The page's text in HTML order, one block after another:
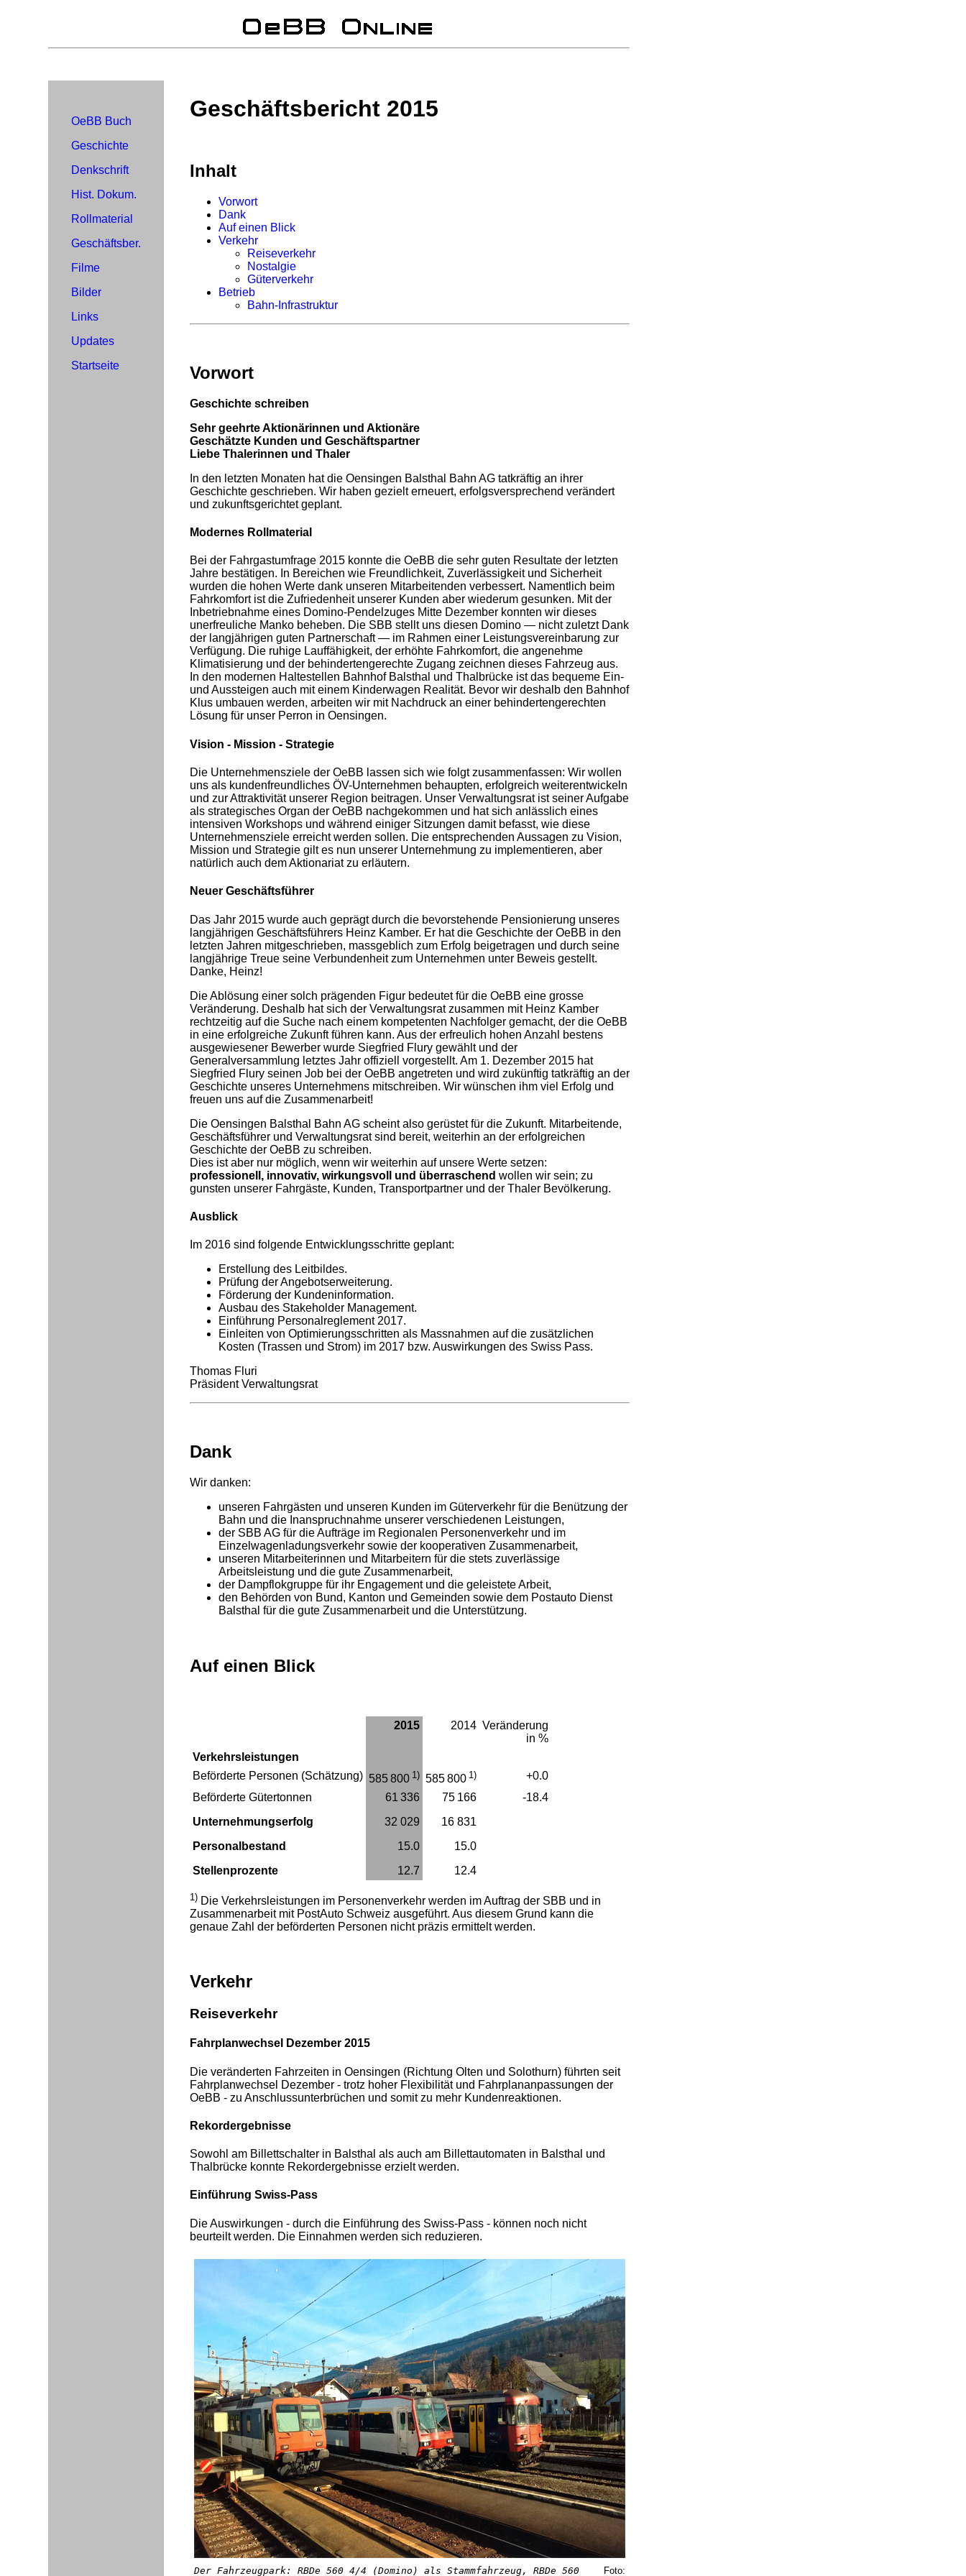
OeBB Buch
Geschichte
Denkschrift
Hist. Dokum.
Rollmaterial
Geschäftsber.
Filme
Bilder
Links
Updates
Startseite
Geschäftsbericht 2015
Inhalt
Vorwort
Dank
Auf einen Blick
Verkehr
Reiseverkehr
Nostalgie
Güterverkehr
Betrieb
Bahn-Infrastruktur
Vorwort
Geschichte schreiben
Sehr geehrte Aktionärinnen und Aktionäre
Geschätzte Kunden und Geschäftspartner
Liebe Thalerinnen und Thaler
In den letzten Monaten hat die Oensingen Balsthal Bahn AG tatkräftig an ihrer
Geschichte geschrieben. Wir haben gezielt erneuert, erfolgsversprechend verändert
und zukunftsgerichtet geplant.
Modernes Rollmaterial
Bei der Fahrgastumfrage 2015 konnte die OeBB die sehr guten Resultate der letzten
Jahre bestätigen. In Bereichen wie Freundlichkeit, Zuverlässigkeit und Sicherheit
wurden die hohen Werte dank unseren Mitarbeitenden verbessert. Namentlich beim
Fahrkomfort ist die Zufriedenheit unserer Kunden aber wiederum gesunken. Mit der
Inbetriebnahme eines Domino-Pendelzuges Mitte Dezember konnten wir dieses
unerfreuliche Manko beheben. Die SBB stellt uns diesen Domino — nicht zuletzt Dank
der langjährigen guten Partnerschaft — im Rahmen einer Leistungsvereinbarung zur
Verfügung. Die ruhige Lauffähigkeit, der erhöhte Fahrkomfort, die angenehme
Klimatisierung und der behindertengerechte Zugang zeichnen dieses Fahrzeug aus.
In den modernen Haltestellen Bahnhof Balsthal und Thalbrücke ist das bequeme Ein-
und Aussteigen auch mit einem Kinderwagen Realität. Bevor wir deshalb den Bahnhof
Klus umbauen werden, arbeiten wir mit Nachdruck an einer behindertengerechten
Lösung für unser Perron in Oensingen.
Vision - Mission - Strategie
Die Unternehmensziele der OeBB lassen sich wie folgt zusammenfassen: Wir wollen
uns als kundenfreundliches ÖV-Unternehmen behaupten, erfolgreich weiterentwickeln
und zur Attraktivität unserer Region beitragen. Unser Verwaltungsrat ist seiner Aufgabe
als strategisches Organ der OeBB nachgekommen und hat sich anlässlich eines
intensiven Workshops und während einiger Sitzungen damit befasst, wie diese
Unternehmensziele erreicht werden sollen. Die entsprechenden Aussagen zu Vision,
Mission und Strategie gilt es nun unserer Unternehmung zu implementieren, aber
natürlich auch dem Aktionariat zu erläutern.
Neuer Geschäftsführer
Das Jahr 2015 wurde auch geprägt durch die bevorstehende Pensionierung unseres
langjährigen Geschäftsführers Heinz Kamber. Er hat die Geschichte der OeBB in den
letzten Jahren mitgeschrieben, massgeblich zum Erfolg beigetragen und durch seine
langjährige Treue seine Verbundenheit zum Unternehmen unter Beweis gestellt.
Danke, Heinz!
Die Ablösung einer solch prägenden Figur bedeutet für die OeBB eine grosse
Veränderung. Deshalb hat sich der Verwaltungsrat zusammen mit Heinz Kamber
rechtzeitig auf die Suche nach einem kompetenten Nachfolger gemacht, der die OeBB
in eine erfolgreiche Zukunft führen kann. Aus der erfreulich hohen Anzahl bestens
ausgewiesener Bewerber wurde Siegfried Flury gewählt und der
Generalversammlung letztes Jahr offiziell vorgestellt. Am 1. Dezember 2015 hat
Siegfried Flury seinen Job bei der OeBB angetreten und wird zukünftig tatkräftig an der
Geschichte unseres Unternehmens mitschreiben. Wir wünschen ihm viel Erfolg und
freuen uns auf die Zusammenarbeit!
Die Oensingen Balsthal Bahn AG scheint also gerüstet für die Zukunft. Mitarbeitende,
Geschäftsführer und Verwaltungsrat sind bereit, weiterhin an der erfolgreichen
Geschichte der OeBB zu schreiben.
Dies ist aber nur möglich, wenn wir weiterhin auf unsere Werte setzen:
professionell, innovativ, wirkungsvoll und überraschend wollen wir sein; zu
gunsten unserer Fahrgäste, Kunden, Transportpartner und der Thaler Bevölkerung.
Ausblick
Im 2016 sind folgende Entwicklungsschritte geplant:
Erstellung des Leitbildes.
Prüfung der Angebotserweiterung.
Förderung der Kundeninformation.
Ausbau des Stakeholder Management.
Einführung Personalreglement 2017.
Einleiten von Optimierungsschritten als Massnahmen auf die zusätzlichen
Kosten (Trassen und Strom) im 2017 bzw. Auswirkungen des Swiss Pass.
Thomas Fluri
Präsident Verwaltungsrat
Dank
Wir danken:
unseren Fahrgästen und unseren Kunden im Güterverkehr für die Benützung der
Bahn und die Inanspruchnahme unserer verschiedenen Leistungen,
der SBB AG für die Aufträge im Regionalen Personenverkehr und im
Einzelwagenladungsverkehr sowie der kooperativen Zusammenarbeit,
unseren Mitarbeiterinnen und Mitarbeitern für die stets zuverlässige
Arbeitsleistung und die gute Zusammenarbeit,
der Dampflokgruppe für ihr Engagement und die geleistete Arbeit,
den Behörden von Bund, Kanton und Gemeinden sowie dem Postauto Dienst
Balsthal für die gute Zusammenarbeit und die Unterstützung.
Auf einen Blick
2015 2014 Veränderung
in %
Verkehrsleistungen
Beförderte Personen (Schätzung) 585 800 1) 585 800 1)
+0.0
Beförderte Gütertonnen
61 336 75 166
-18.4
Unternehmungserfolg
32 029
16 831
Personalbestand
15.0
15.0
Stellenprozente
12.7 12.4
1) Die Verkehrsleistungen im Personenverkehr werden im Auftrag der SBB und in
Zusammenarbeit mit PostAuto Schweiz ausgeführt. Aus diesem Grund kann die
genaue Zahl der beförderten Personen nicht präzis ermittelt werden.
Verkehr
Reiseverkehr
Fahrplanwechsel Dezember 2015
Die veränderten Fahrzeiten in Oensingen (Richtung Olten und Solothurn) führten seit
Fahrplanwechsel Dezember - trotz hoher Flexibilität und Fahrplananpassungen der
OeBB - zu Anschlussunterbrüchen und somit zu mehr Kundenreaktionen.
Rekordergebnisse
Sowohl am Billettschalter in Balsthal als auch am Billettautomaten in Balsthal und
Thalbrücke konnte Rekordergebnisse erzielt werden.
Einführung Swiss-Pass
Die Auswirkungen - durch die Einführung des Swiss-Pass - können noch nicht
beurteilt werden. Die Einnahmen werden sich reduzieren.
Der Fahrzeugpark: RBDe 560 4/4 (Domino) als Stammfahrzeug, RBDe 560 Foto: